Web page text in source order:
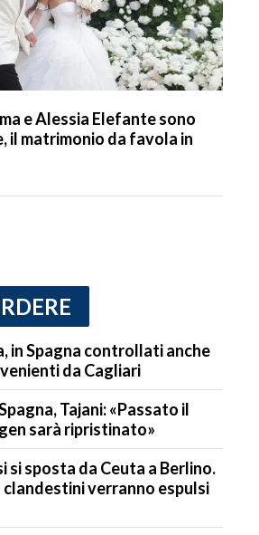
e Alessia Elefante sono
il matrimonio da favola in
in Spagna controllati anche
da Cagliari
Tajani: «Passato il
sarà ripristinato»
si sposta da Ceuta a Berlino.
clandestini verranno espulsi